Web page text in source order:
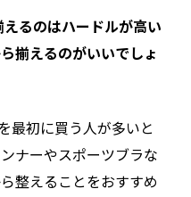
るのはハードルが高い
揃えるのがいいでしょ
最初に買う人が多いと
ナーやスポーツブラな
整えることをおすすめ